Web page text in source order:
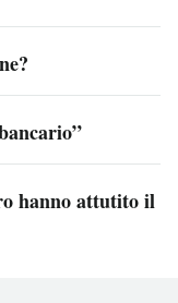
hanno attutito il